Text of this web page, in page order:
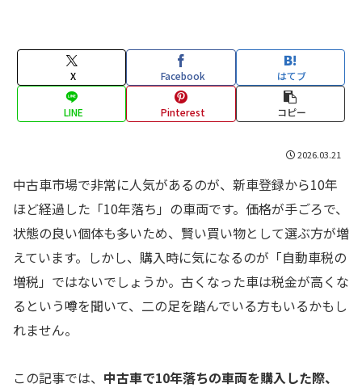
X Facebook はてブ
LINE Pinterest コピー
2026.03.21
中古車市場で非常に人気があるのが、新車登録から10年
ほど経過した「10年落ち」の車両です。価格が手ごろで、
状態の良い個体も多いため、賢い買い物として選ぶ方が増
えています。しかし、購入時に気になるのが「自動車税の
増税」ではないでしょうか。古くなった車は税金が高くな
るという噂を聞いて、二の足を踏んでいる方もいるかもし
れません。
この記事では、 中古車で10年落ちの車両を購入した際、